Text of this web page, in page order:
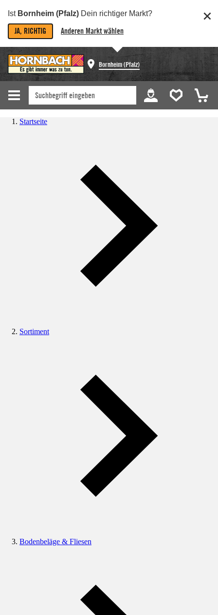
Ist Bornheim (Pfalz) Dein richtiger Markt?
JA, RICHTIG Anderen Markt wählen
Bornheim (Pfalz)
Startseite
Sortiment
Bodenbeläge & Fliesen